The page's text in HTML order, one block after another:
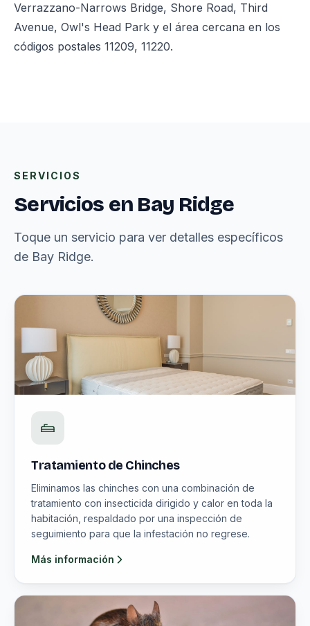
Verrazzano-Narrows Bridge, Shore Road, Third
Avenue, Owl's Head Park y el área cercana en los
códigos postales 11209, 11220.
SERVICIOS
Servicios en Bay Ridge
Toque un servicio para ver detalles específicos
de Bay Ridge.
Tratamiento de Chinches
Eliminamos las chinches con una combinación de
tratamiento con insecticida dirigido y calor en toda la
habitación, respaldado por una inspección de
seguimiento para que la infestación no regrese.
Más información